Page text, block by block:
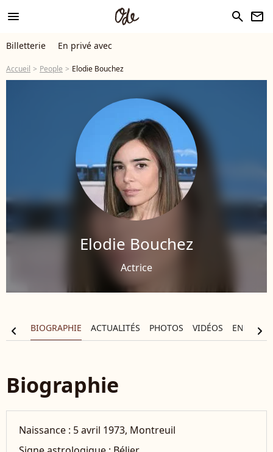
menu search newsletter
Billetterie En privé avec
Accueil People Elodie Bouchez
Elodie Bouchez
Actrice
BIOGRAPHIE ACTUALITÉS PHOTOS VIDÉOS
chevron_left chevron_right
Biographie
Naissance : 5 avril 1973, Montreuil